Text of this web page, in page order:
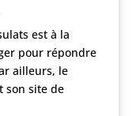
est à la
pour répondre
ailleurs, le
son site de